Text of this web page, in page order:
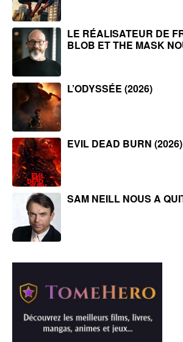
LE RÉALISATEUR DE
BLOB ET THE MASK
L’ODYSSÉE (2026)
EVIL DEAD BURN (2026)
SAM NEILL NOUS A